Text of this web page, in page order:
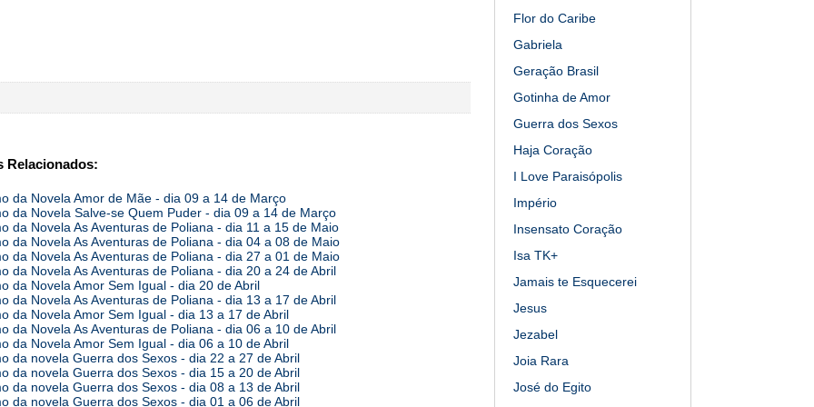
Relacionados:
da Novela Amor de Mãe - dia 09 a 14 de Março
da Novela Salve-se Quem Puder - dia 09 a 14 de Março
da Novela As Aventuras de Poliana - dia 11 a 15 de Maio
da Novela As Aventuras de Poliana - dia 04 a 08 de Maio
da Novela As Aventuras de Poliana - dia 27 a 01 de Maio
da Novela As Aventuras de Poliana - dia 20 a 24 de Abril
da Novela Amor Sem Igual - dia 20 de Abril
da Novela As Aventuras de Poliana - dia 13 a 17 de Abril
da Novela Amor Sem Igual - dia 13 a 17 de Abril
da Novela As Aventuras de Poliana - dia 06 a 10 de Abril
da Novela Amor Sem Igual - dia 06 a 10 de Abril
da novela Guerra dos Sexos - dia 22 a 27 de Abril
da novela Guerra dos Sexos - dia 15 a 20 de Abril
da novela Guerra dos Sexos - dia 08 a 13 de Abril
da novela Guerra dos Sexos - dia 01 a 06 de Abril
Flor do Caribe
Gabriela
Geração Brasil
Gotinha de Amor
Guerra dos Sexos
Haja Coração
I Love Paraisópolis
Império
Insensato Coração
Isa TK+
Jamais te Esquecerei
Jesus
Jezabel
Joia Rara
José do Egito